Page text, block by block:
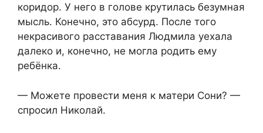
коридор. У него в голове крутилась безумная
мысль. Конечно, это абсурд. После того
некрасивого расставания Людмила уехала
далеко и, конечно, не могла родить ему
ребёнка.
— Можете провести меня к матери Сони? —
спросил Николай.